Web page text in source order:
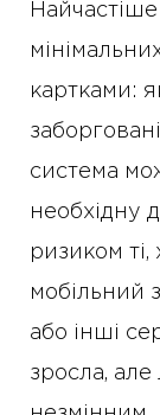
картками:
система
необхідну
ризиком ті,
мобільний
або інші
зросла,